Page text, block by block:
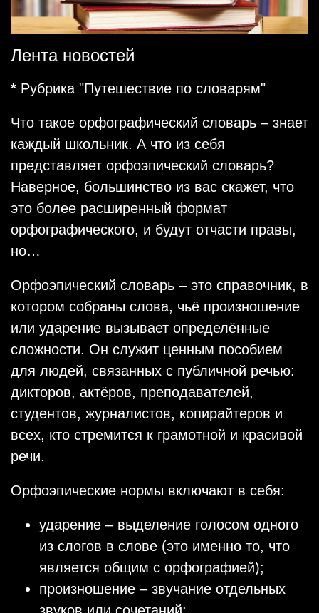
Лента новостей
* Рубрика "Путешествие по словарям"
Что такое орфографический словарь – знает
каждый школьник. А что из себя
представляет орфоэпический словарь?
Наверное, большинство из вас скажет, что
это более расширенный формат
орфографического, и будут отчасти правы,
но…
Орфоэпический словарь – это справочник, в
котором собраны слова, чьё произношение
или ударение вызывает определённые
сложности. Он служит ценным пособием
для людей, связанных с публичной речью:
дикторов, актёров, преподавателей,
студентов, журналистов, копирайтеров и
всех, кто стремится к грамотной и красивой
речи.
Орфоэпические нормы включают в себя:
ударение – выделение голосом одного
из слогов в слове (это именно то, что
является общим с орфографией);
произношение – звучание отдельных